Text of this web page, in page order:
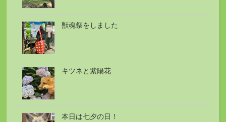
獣魂祭をしました
キツネと紫陽花
本日は七夕の日！